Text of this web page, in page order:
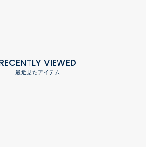
RECENTLY VIEWED
最近見たアイテム